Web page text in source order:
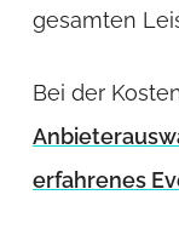
gesamten
Bei der
erfahrenes